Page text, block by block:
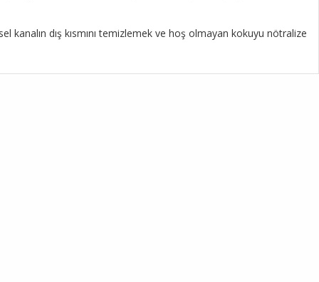
dış kısmını temizlemek ve hoş olmayan kokuyu nötralize